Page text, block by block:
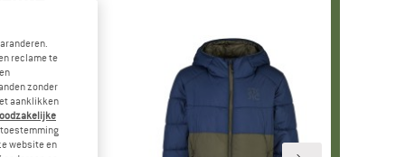
reclame te
zonder
aanklikken
toestemming
website en